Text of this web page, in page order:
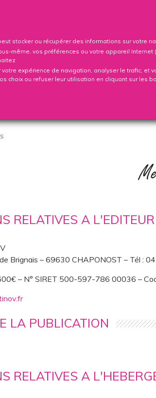
RELATIVES A
Brignais – 69630 CHAPONOST – Tél :
– N° SIRET 500-597-786 00036 –
LA PUBLICATION
RELATIVES A
stocker ou récupérer des informations sur votre
même, vos préférences ou votre appareil
expérience de navigation, analyser le trafic,
choix ou refuser leur utilisation en cliquant sur les